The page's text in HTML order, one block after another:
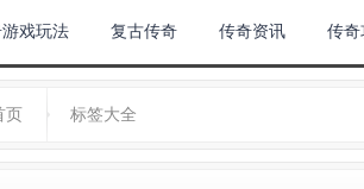
戏玩法 复古传奇 传奇资讯 传奇
页 标签大全